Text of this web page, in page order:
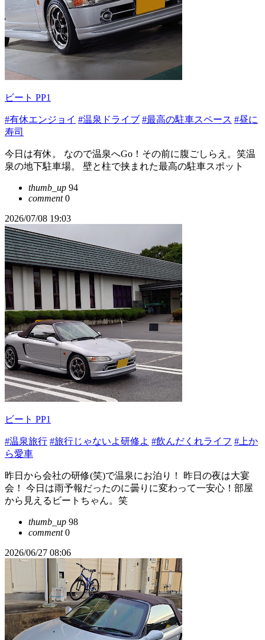
ビート PP1
#有休エンジョイ #温泉ドライブ #最高の駐車スペース #昼に
寿司
今日は有休。 なので温泉へGo！その前に腹ごしらえ。笑温
泉の地下駐車場。 壁と柱で挟まれた最高の駐車スポット
thumb_up 94
comment0
2026/07/08 19:03
ビート PP1
#温泉旅行 #旅行じゃないよ研修よ #飲んだくれライフ #上か
ら愛車
昨日から会社の研修(笑)で温泉にお泊り！ 昨日の夜は大宴
会！ 今日は雨予報だったのに曇りに変わって一安心！部屋
から見えるビートちゃん。笑
thumb_up 98
comment0
2026/06/27 08:06